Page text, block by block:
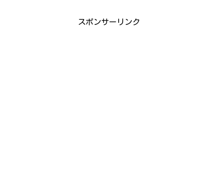
スポンサーリンク